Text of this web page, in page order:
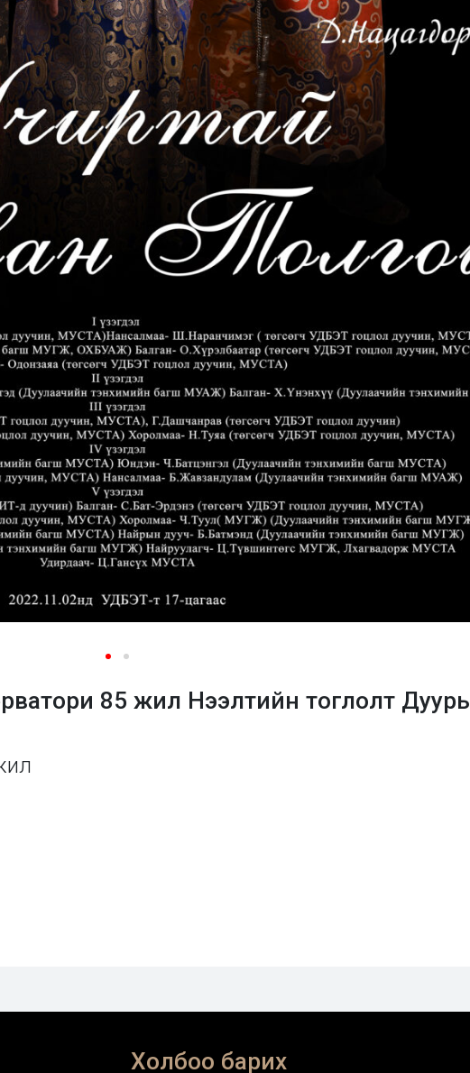
85 жил Нээлтийн тоглолт Дуурь
Холбоо барих